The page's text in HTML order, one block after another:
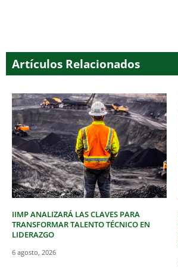
Artículos Relacionados
IIMP ANALIZARÁ LAS CLAVES PARA
TRANSFORMAR TALENTO TÉCNICO EN
LIDERAZGO
6 agosto, 2026